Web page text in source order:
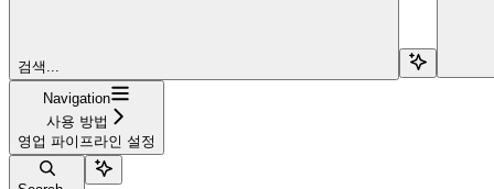
검색...
Navigation
사용 방법
영업 파이프라인 설정